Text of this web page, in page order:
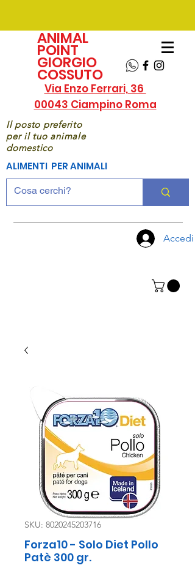
ANIMAL
POINT
GIORGIO
COSSUTO
Via Enzo Ferrari, 36
00043 Ciampino Roma
Il posto preferito
per il tuo animale
domestico
ALIMENTI PER ANIMALI
Accedi
SKU: 8020245203716
Forza10 - Solo Diet Pollo
Patè 300 gr.